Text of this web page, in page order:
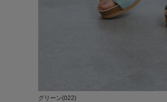
グリーン(022)